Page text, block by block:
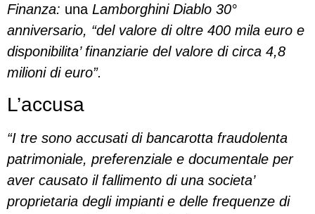
Finanza: una Lamborghini Diablo 30°
anniversario, “del valore di oltre 400 mila euro e
disponibilita’ finanziarie del valore di circa 4,8
milioni di euro”.
L’accusa
“I tre sono accusati di bancarotta fraudolenta
patrimoniale, preferenziale e documentale per
aver causato il fallimento di una societa’
proprietaria degli impianti e delle frequenze di